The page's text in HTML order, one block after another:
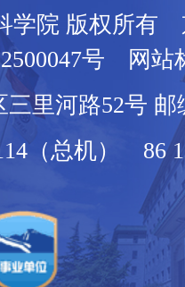
学院 版权所有
号 网站
里河路52号 邮
（总机） 86